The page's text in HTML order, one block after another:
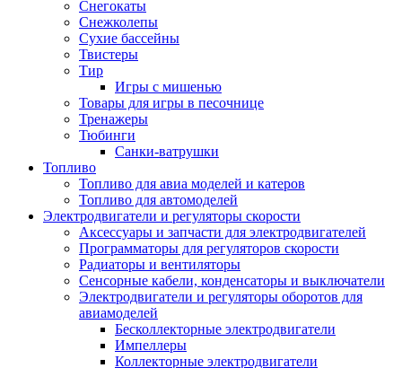
Снегокаты
Снежколепы
Сухие бассейны
Твистеры
Тир
Игры с мишенью
Товары для игры в песочнице
Тренажеры
Тюбинги
Санки-ватрушки
Топливо
Топливо для авиа моделей и катеров
Топливо для автомоделей
Электродвигатели и регуляторы скорости
Аксессуары и запчасти для электродвигателей
Программаторы для регуляторов скорости
Радиаторы и вентиляторы
Сенсорные кабели, конденсаторы и выключатели
Электродвигатели и регуляторы оборотов для
авиамоделей
Бесколлекторные электродвигатели
Импеллеры
Коллекторные электродвигатели